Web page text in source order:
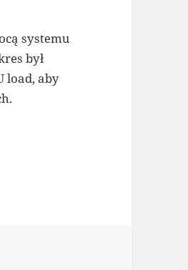
systemu
był
load, aby
CPU w procentach